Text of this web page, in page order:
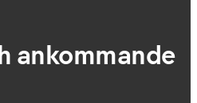
ankommande